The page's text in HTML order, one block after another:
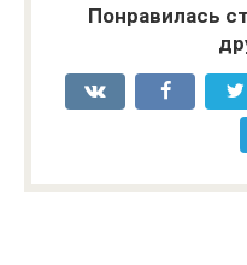
Понравилась